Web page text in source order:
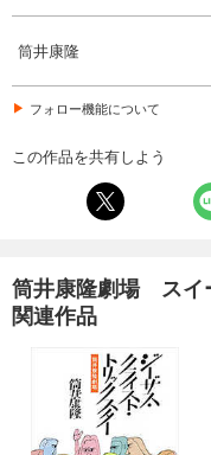
筒井康隆
フォロー機能について
この作品を共有しよう
筒井康隆劇場 スイ
関連作品